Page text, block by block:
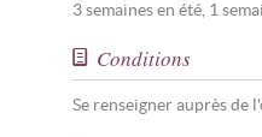
3 semaines en été, 1
Conditions
Se renseigner auprès de